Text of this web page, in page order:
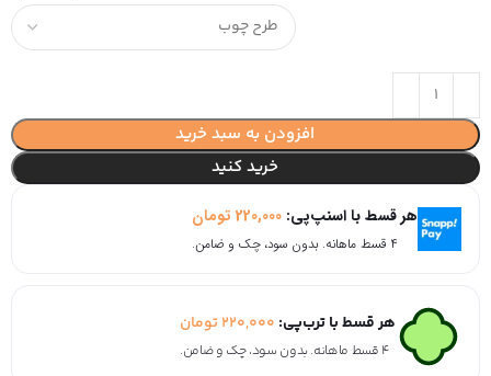
افزودن به سبد خرید
خرید کنید
هر قسط با اسنپ‌پی:220,000 تومان
۴ قسط ماهانه. بدون سود، چک و ضامن.
هر قسط با ترب‌پی: 220,000تومان
۴ قسط ماهانه. بدون سود، چک و ضامن.